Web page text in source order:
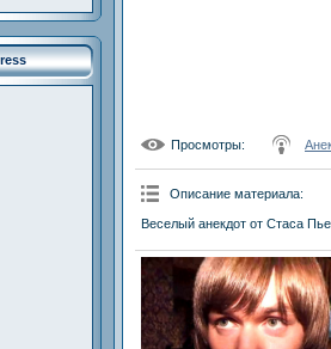
Просмотры:
Описание материала:
Веселый анекдот от Стаса